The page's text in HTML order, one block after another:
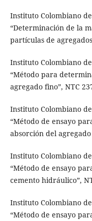
Instituto Colombiano
“Determinación de la
partículas de
Instituto Colombiano
“Método para
agregado fino”, NTC
Instituto Colombiano
“Método de ensayo
absorción del agregado
Instituto Colombiano
“Método de ensayo
cemento hidráulico”,
Instituto Colombiano
“Método de ensayo